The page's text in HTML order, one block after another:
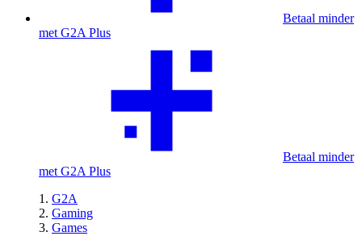
Betaal minder
met G2A Plus
Betaal minder
met G2A Plus
G2A
Gaming
Games